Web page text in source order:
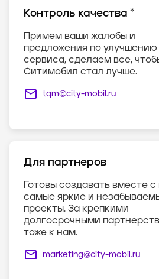
Контроль качества *
Примем ваши жалобы и
предложения по улучшению
сервиса, сделаем все,
Ситимобил стал лучше.
tqm@city-mobil.ru
Для партнеров
Готовы создавать вместе с
самые яркие и
проекты. За крепкими
долгосрочными
тоже к нам.
marketing@city-mobil.ru